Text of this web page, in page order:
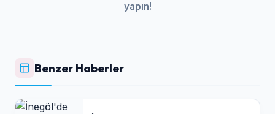
yapın!
Benzer Haberler